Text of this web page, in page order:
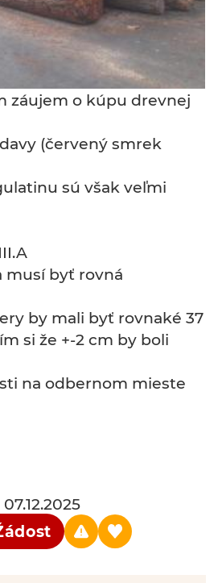
záujem o kúpu drevnej
(červený smrek
sú však veľmi
musí byť rovná
by mali byť rovnaké 37
si že +-2 cm by boli
na odbernom mieste
07.12.2025